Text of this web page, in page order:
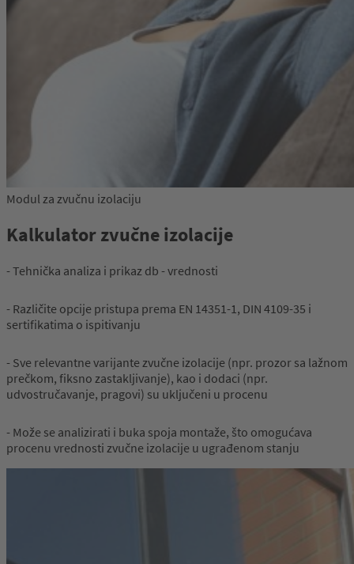
Modul za zvučnu izolaciju
Kalkulator zvučne izolacije
- Tehnička analiza i prikaz db - vrednosti
- Različite opcije pristupa prema EN 14351-1, DIN 4109-35 i
sertifikatima o ispitivanju
- Sve relevantne varijante zvučne izolacije (npr. prozor sa lažnom
prečkom, fiksno zastakljivanje), kao i dodaci (npr.
udvostručavanje, pragovi) su uključeni u procenu
- Može se analizirati i buka spoja montaže, što omogućava
procenu vrednosti zvučne izolacije u ugrađenom stanju